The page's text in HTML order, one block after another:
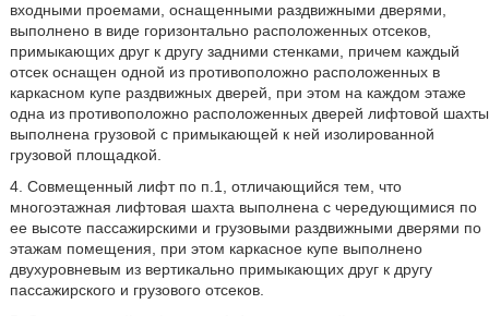
входными проемами, оснащенными раздвижными дверями,
выполнено в виде горизонтально расположенных отсеков,
примыкающих друг к другу задними стенками, причем каждый
отсек оснащен одной из противоположно расположенных в
каркасном купе раздвижных дверей, при этом на каждом этаже
одна из противоположно расположенных дверей лифтовой шахты
выполнена грузовой с примыкающей к ней изолированной
грузовой площадкой.
4. Совмещенный лифт по п.1, отличающийся тем, что
многоэтажная лифтовая шахта выполнена с чередующимися по
ее высоте пассажирскими и грузовыми раздвижными дверями по
этажам помещения, при этом каркасное купе выполнено
двухуровневым из вертикально примыкающих друг к другу
пассажирского и грузового отсеков.